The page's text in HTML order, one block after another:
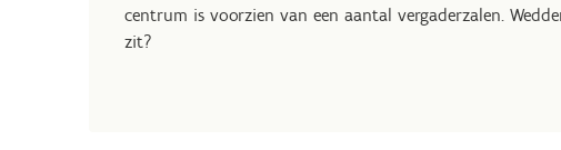
centrum is voorzien van een aantal vergaderzalen.
zit?